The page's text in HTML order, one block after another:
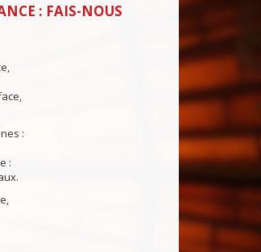
: FAIS-NOUS
:
: